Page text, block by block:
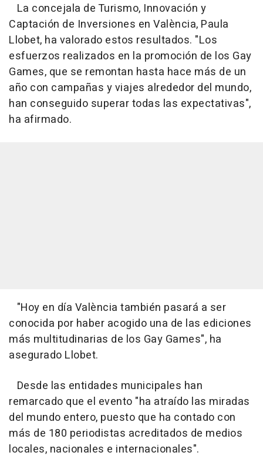
La concejala de Turismo, Innovación y
Captación de Inversiones en València, Paula
Llobet, ha valorado estos resultados. "Los
esfuerzos realizados en la promoción de los Gay
Games, que se remontan hasta hace más de un
año con campañas y viajes alrededor del mundo,
han conseguido superar todas las expectativas",
ha afirmado.
"Hoy en día València también pasará a ser
conocida por haber acogido una de las ediciones
más multitudinarias de los Gay Games", ha
asegurado Llobet.
Desde las entidades municipales han
remarcado que el evento "ha atraído las miradas
del mundo entero, puesto que ha contado con
más de 180 periodistas acreditados de medios
locales, nacionales e internacionales".